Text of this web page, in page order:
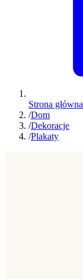
Strona główna
/Dom
/Dekoracje
/Plakaty